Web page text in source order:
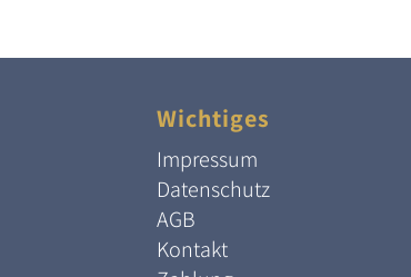
Wichtiges
Impressum
Datenschutz
AGB
Kontakt